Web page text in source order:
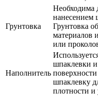
Грунтовка
Необходима
нанесением
Грунтовка
материалов
или
Наполнитель
шпаклевки и
шпаклевку
плотности и